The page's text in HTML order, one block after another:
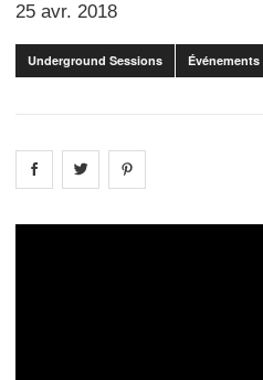
25 avr. 2018
Underground Sessions Événements
Share on facebook
Share on